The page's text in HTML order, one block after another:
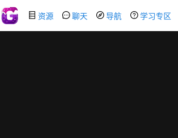
资源 聊天 导航 学习专区